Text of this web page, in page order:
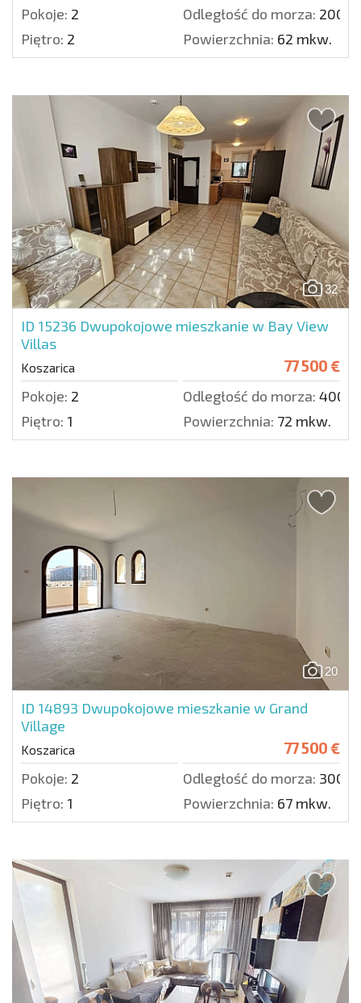
Pokoje: 2 Odległość do morza: 2000
Piętro: 2 Powierzchnia: 62 mkw.
32
ID 15236 Dwupokojowe mieszkanie w Bay View
Villas
Koszarica 77 500 €
Pokoje: 2 Odległość do morza: 4000
Piętro: 1 Powierzchnia: 72 mkw.
20
ID 14893 Dwupokojowe mieszkanie w Grand
Village
Koszarica 77 500 €
Pokoje: 2 Odległość do morza: 3000
Piętro: 1 Powierzchnia: 67 mkw.